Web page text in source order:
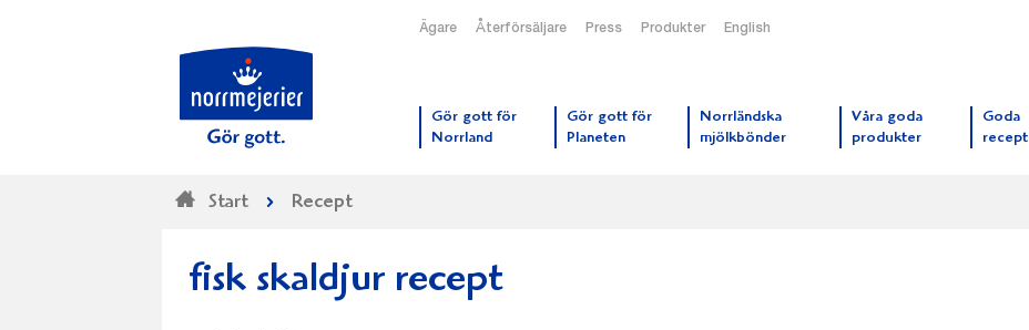
Ägare Återförsäljare Press Produkter English
Gör gott för
Norrland
Gör gott för
Planeten
Norrländska
mjölkbönder
Våra goda
produkter
Goda
recept
Start Recept
fisk skaldjur recept